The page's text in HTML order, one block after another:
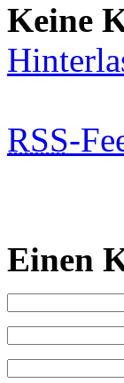
Keine
RSS-
Einen